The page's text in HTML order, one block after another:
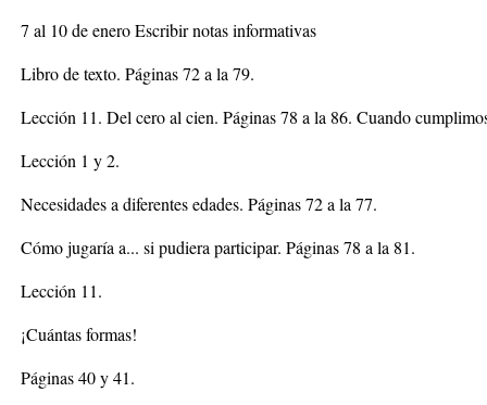
7 al 10 de enero Escribir notas informativas
Libro de texto. Páginas 72 a la 79.
Lección 11. Del cero al cien. Páginas 78 a la 86. Cuando
Lección 1 y 2.
Necesidades a diferentes edades. Páginas 72 a la 77.
Cómo jugaría a... si pudiera participar. Páginas 78 a la 81.
Lección 11.
¡Cuántas formas!
Páginas 40 y 41.